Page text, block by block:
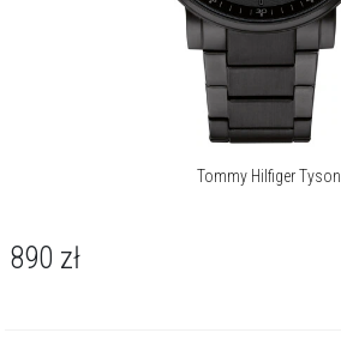
Tommy Hilfiger Tyson
890 zł